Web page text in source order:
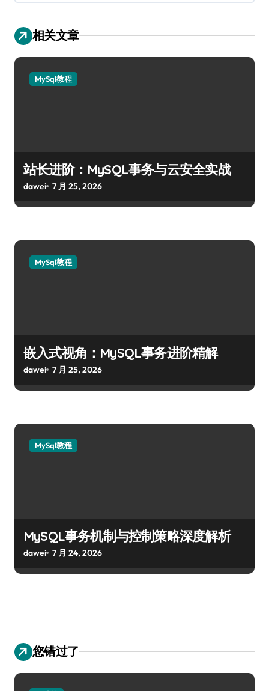
相关文章
MySql教程
站长进阶：MySQL事务与云安全实战
dawei 7 月 25, 2026
MySql教程
嵌入式视角：MySQL事务进阶精解
dawei 7 月 25, 2026
MySql教程
MySQL事务机制与控制策略深度解析
dawei 7 月 24, 2026
您错过了